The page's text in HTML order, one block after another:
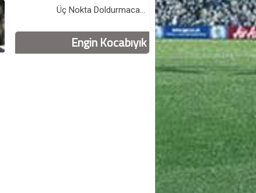
Üç Nokta Doldurmaca...
Engin Kocabıyık